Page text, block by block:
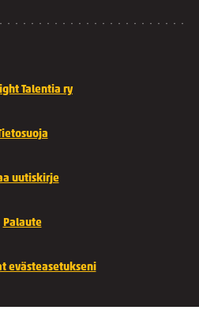
Talentia ry
uutiskirje
Palaute
evästeasetukseni